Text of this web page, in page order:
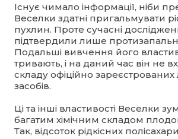
Існує чимало інформації, ніби
Веселки здатні пригальмувати
пухлин. Проте сучасні
підтвердили лише
Подальші вивчення його
тривають, і на даний час він не
складу офіційно зареєстрованих
засобів.
Ці та інші властивості Веселки
багатим хімічним складом
Так, відсоток рідкісних